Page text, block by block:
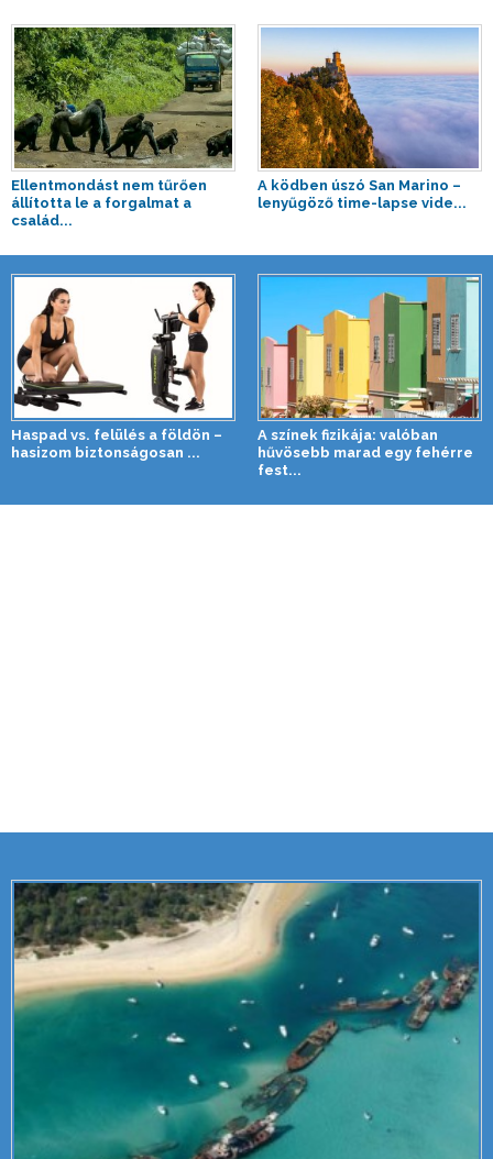
Ellentmondást nem tűrően
állította le a forgalmat a
család...
A ködben úszó San Marino –
lenyűgöző time-lapse vide...
Haspad vs. felülés a földön –
hasizom biztonságosan ...
A színek fizikája: valóban
hűvösebb marad egy fehérre
fest...